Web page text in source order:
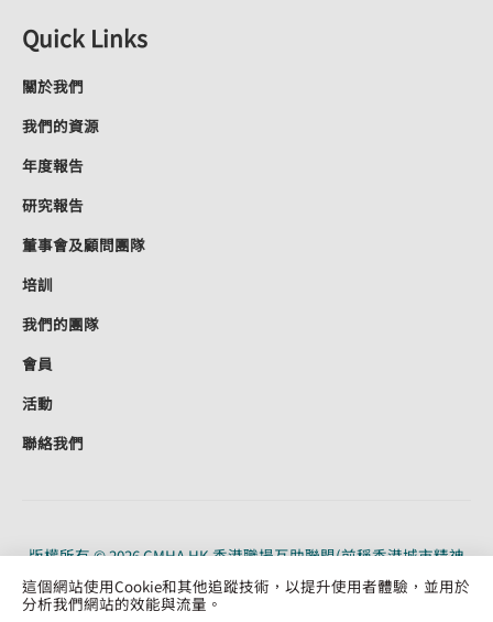
Quick Links
關於我們
我們的資源
年度報告
研究報告
董事會及顧問團隊
培訓
我們的團隊
會員
活動
聯絡我們
版權所有 © 2026 CMHA HK 香港職場互助聯盟(前稱香港城市精神
健康聯盟)。CMHA HK 是根據《稅務條例》（91/19956）第 88 條獲
認可的慈善機構。保留所有權利。
這個網站使用Cookie和其他追蹤技術，以提升使用者體驗，並用於
分析我們網站的效能與流量。